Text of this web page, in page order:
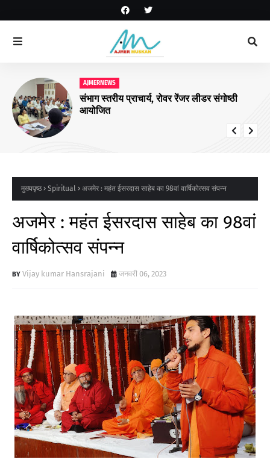
AJMERNEWS
संभाग स्तरीय प्राचार्य, रोवर रेंजर लीडर संगोष्ठी
आयोजित
मुख्यपृष्ठ Spiritual अजमेर : महंत ईसरदास साहेब का 98वां वार्षिकोत्सव संपन्न
अजमेर : महंत ईसरदास साहेब का 98वां
वार्षिकोत्सव संपन्न
Vijay kumar Hansrajani जनवरी 06, 2023